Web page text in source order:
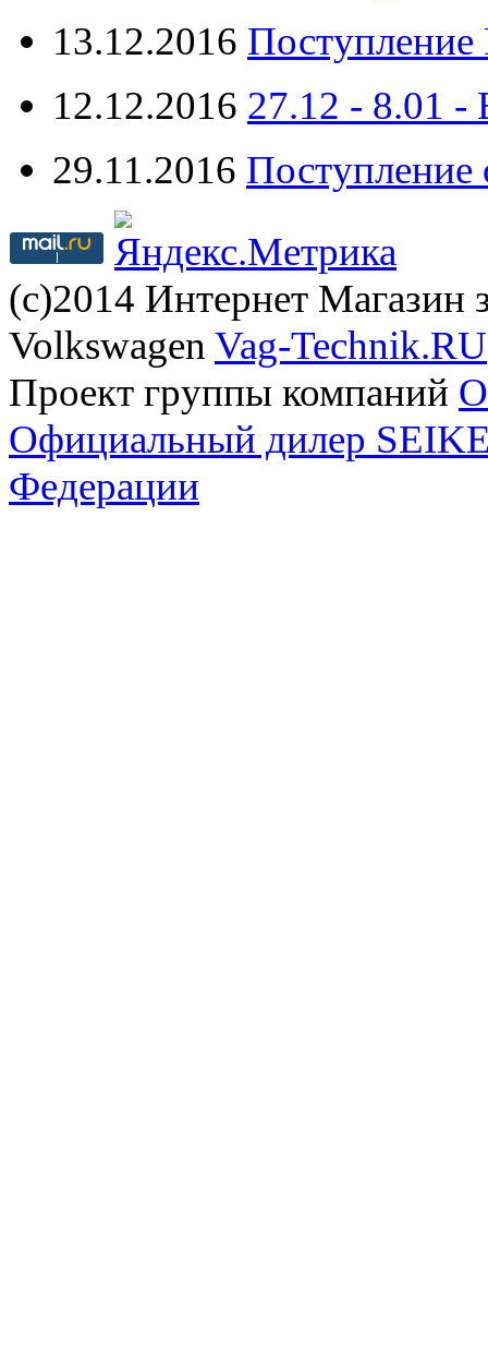
13.12.2016 Поступление
12.12.2016 27.12 -
29.11.2016 Поступление
(с)2014 Интернет Магазин
Volkswagen Vag-Technik.RU
Проект группы компаний
Официальный дилер
Федерации